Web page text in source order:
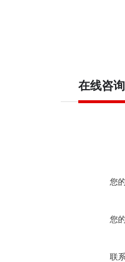
在线咨询
您
您
联